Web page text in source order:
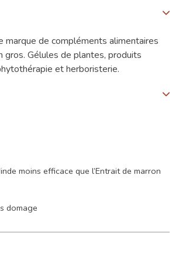
marque de compléments alimentaires
gros. Gélules de plantes, produits
et herboristerie.
moins efficace que l’Entrait de marron
domage